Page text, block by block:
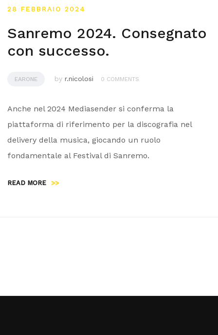
28 FEBBRAIO 2024
Sanremo 2024. Consegnato
con successo.
EARONE by r.nicolosi 0 COMMENTS
Anche nel 2024 Mediasender si conferma la
piattaforma di riferimento per la discografia nel
delivery della musica, giocando un ruolo
fondamentale al Festival di Sanremo.
READ MORE >>